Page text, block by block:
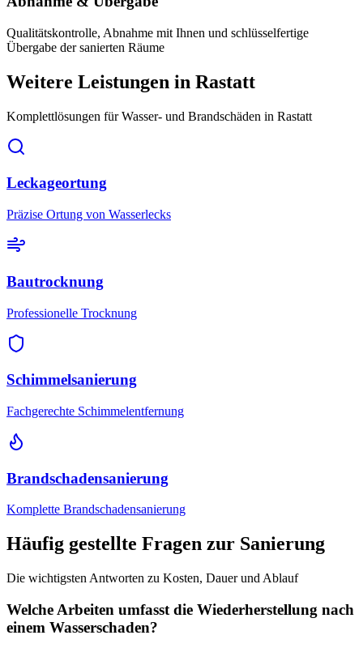
Qualitätskontrolle, Abnahme mit Ihnen und schlüsselfertige
Übergabe der sanierten Räume
Weitere Leistungen in Rastatt
Komplettlösungen für Wasser- und Brandschäden in Rastatt
Leckageortung
Präzise Ortung von Wasserlecks
Bautrocknung
Professionelle Trocknung
Schimmelsanierung
Fachgerechte Schimmelentfernung
Brandschadensanierung
Komplette Brandschadensanierung
Häufig gestellte Fragen zur Sanierung
Die wichtigsten Antworten zu Kosten, Dauer und Ablauf
Welche Arbeiten umfasst die Wiederherstellung nach
einem Wasserschaden?